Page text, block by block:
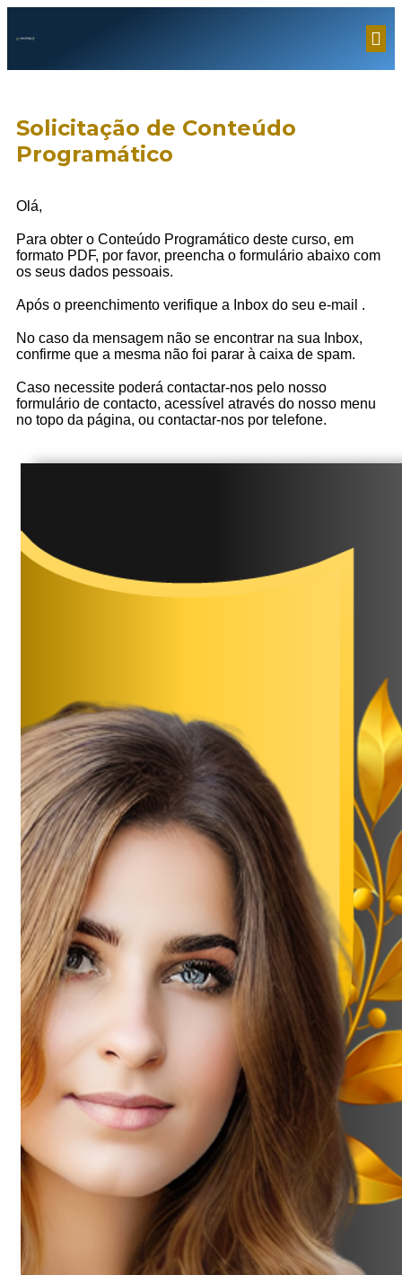
Solicitação de Conteúdo
Programático
Olá,
Para obter o Conteúdo Programático deste curso, em
formato PDF, por favor, preencha o formulário abaixo com
os seus dados pessoais.
Após o preenchimento verifique a Inbox do seu e-mail .
No caso da mensagem não se encontrar na sua Inbox,
confirme que a mesma não foi parar à caixa de spam.
Caso necessite poderá contactar-nos pelo nosso
formulário de contacto, acessível através do nosso menu
no topo da página, ou contactar-nos por telefone.